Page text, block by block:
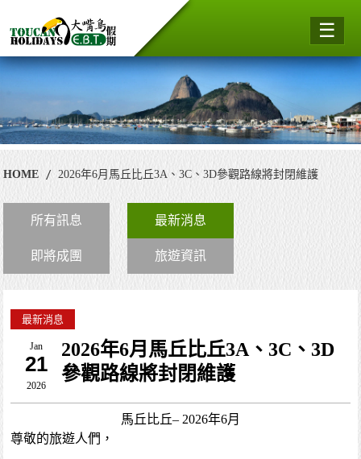
☰
HOME 2026年6月馬丘比丘3A、3C、3D參觀路線將封閉維護
所有訊息 最新消息
即將成團 旅遊資訊
最新消息
Jan
21
2026
2026年6月馬丘比丘3A、3C、3D
參觀路線將封閉維護
馬丘比丘– 2026年6月
尊敬的旅遊人們，